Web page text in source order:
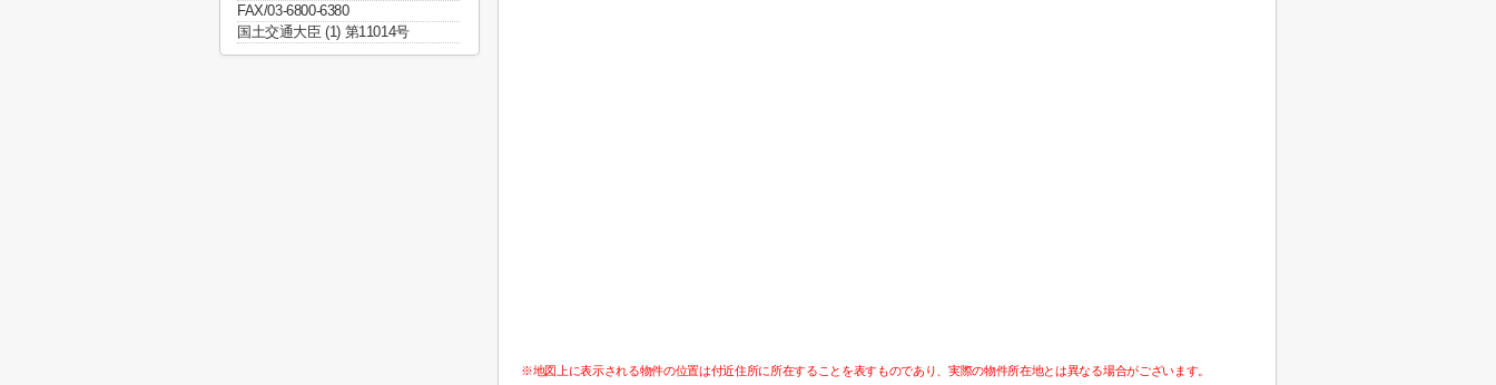
※地図上に表示される物件の位置は付近住所に所在することを表すものであり、実際の物件所在地とは異なる場合がございます。
FAX/03-6800-6380
国土交通大臣 (1) 第11014号